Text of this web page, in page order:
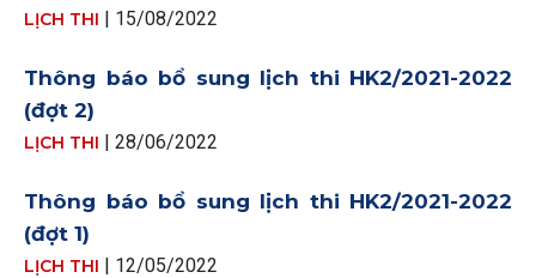
LỊCH THI | 15/08/2022
Thông báo bổ sung lịch thi HK2/2021-2022
(đợt 2)
LỊCH THI | 28/06/2022
Thông báo bổ sung lịch thi HK2/2021-2022
(đợt 1)
LỊCH THI | 12/05/2022